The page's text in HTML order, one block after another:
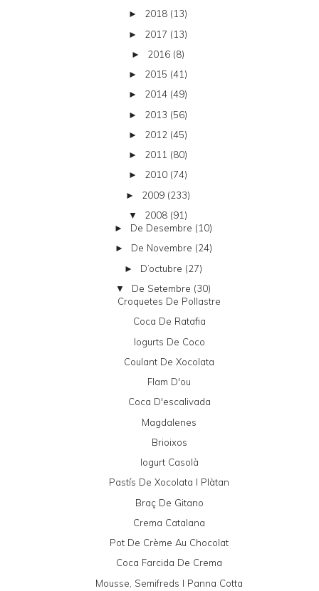
► 2018 (13)
► 2017 (13)
► 2016 (8)
► 2015 (41)
► 2014 (49)
► 2013 (56)
► 2012 (45)
► 2011 (80)
► 2010 (74)
► 2009 (233)
▼ 2008 (91)
► De Desembre (10)
► De Novembre (24)
► D’octubre (27)
▼ De Setembre (30)
Croquetes De Pollastre
Coca De Ratafia
Iogurts De Coco
Coulant De Xocolata
Flam D'ou
Coca D'escalivada
Magdalenes
Brioixos
Iogurt Casolà
Pastís De Xocolata I Plàtan
Braç De Gitano
Crema Catalana
Pot De Crème Au Chocolat
Coca Farcida De Crema
Mousse, Semifreds I Panna Cotta